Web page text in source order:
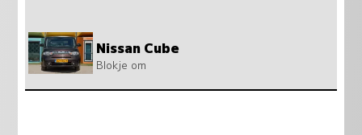
Nissan Cube
Blokje om